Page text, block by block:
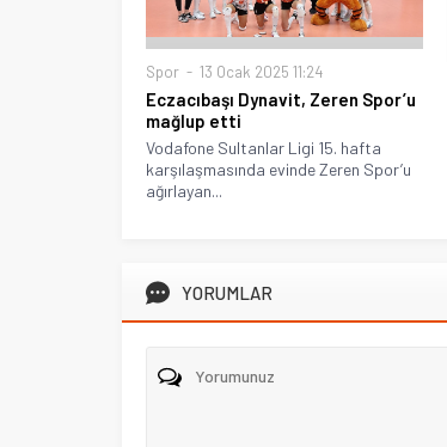
Spor 13 Ocak 2025 11:24
Eczacıbaşı Dynavit, Zeren Spor’u
mağlup etti
Vodafone Sultanlar Ligi 15. hafta
karşılaşmasında evinde Zeren Spor’u
ağırlayan...
YORUMLAR